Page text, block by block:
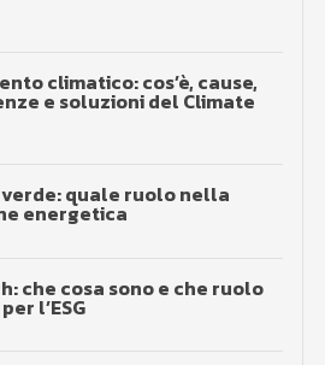
climatico: cos’è, cause,
e soluzioni del Climate
quale ruolo nella
energetica
che cosa sono e che ruolo
l’ESG